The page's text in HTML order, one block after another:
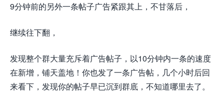
9分钟前的另外一条帖子广告紧跟其上，不甘落后，
继续往下翻，
发现整个群大量充斥着广告帖子，以10分钟内一条的速度
在新增，铺天盖地！你也发了一条广告帖，几个小时后回
来看下，发现你的帖子早已沉到群底，不知道哪里去了。